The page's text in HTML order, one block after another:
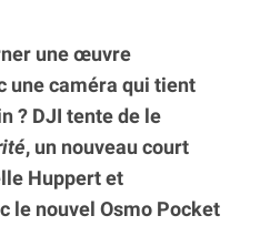
une œuvre
une caméra qui tient
? DJI tente de le
, un nouveau court
Huppert et
le nouvel Osmo Pocket